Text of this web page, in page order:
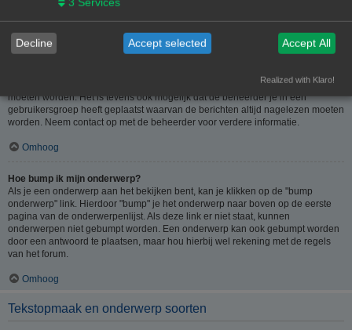
Een opgeslagen bericht kun je, via de bijhorende optie, in het
Omhoog
De beheerder kan beslist hebben dat geplaatste berichten eerst nagekeken
moeten worden. Het is tevens ook mogelijk dat de beheerder je in een
gebruikersgroep heeft geplaatst waarvan de berichten altijd nagelezen moeten
worden. Neem contact op met de beheerder voor verdere informatie.
Omhoog
Hoe bump ik mijn onderwerp?
Als je een onderwerp aan het bekijken bent, kan je klikken op de "bump
onderwerp" link. Hierdoor "bump" je het onderwerp naar boven op de eerste
pagina van de onderwerpenlijst. Als deze link er niet staat, kunnen
onderwerpen niet gebumpt worden. Een onderwerp kan ook gebumpt worden
door een antwoord te plaatsen, maar hou hierbij wel rekening met de regels
van het forum.
Omhoog
Tekstopmaak en onderwerp soorten
Decline Accept selected Accept All
Realized with Klaro!